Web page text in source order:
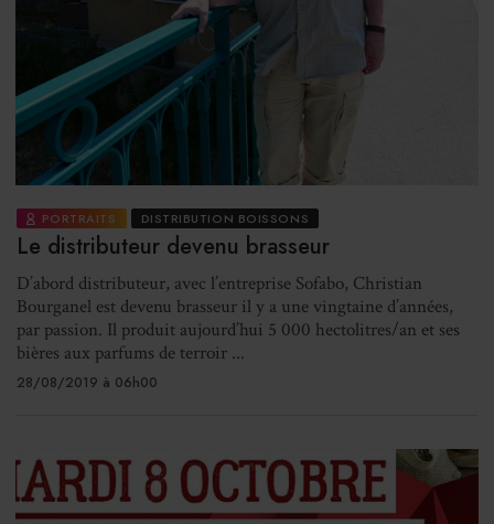
PORTRAITS DISTRIBUTION BOISSONS
Le distributeur devenu brasseur
D’abord distributeur, avec l’entreprise Sofabo, Christian
Bourganel est devenu brasseur il y a une vingtaine d’années,
par passion. Il produit aujourd’hui 5 000 hectolitres/an et ses
bières aux parfums de terroir ...
28/08/2019 à 06h00